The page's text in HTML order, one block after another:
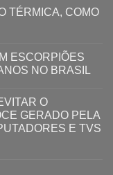
TÉRMICA, COMO
ESCORPIÕES
NO BRASIL
O
GERADO PELA
E TVS​​